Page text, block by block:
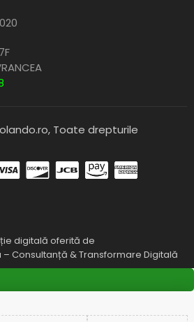
Toate drepturile
digitală oferită de
– Consultanță & Transformare Digitală